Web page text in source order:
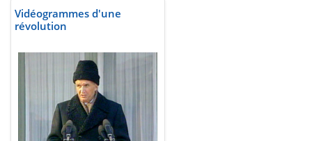
Vidéogrammes d'une
révolution